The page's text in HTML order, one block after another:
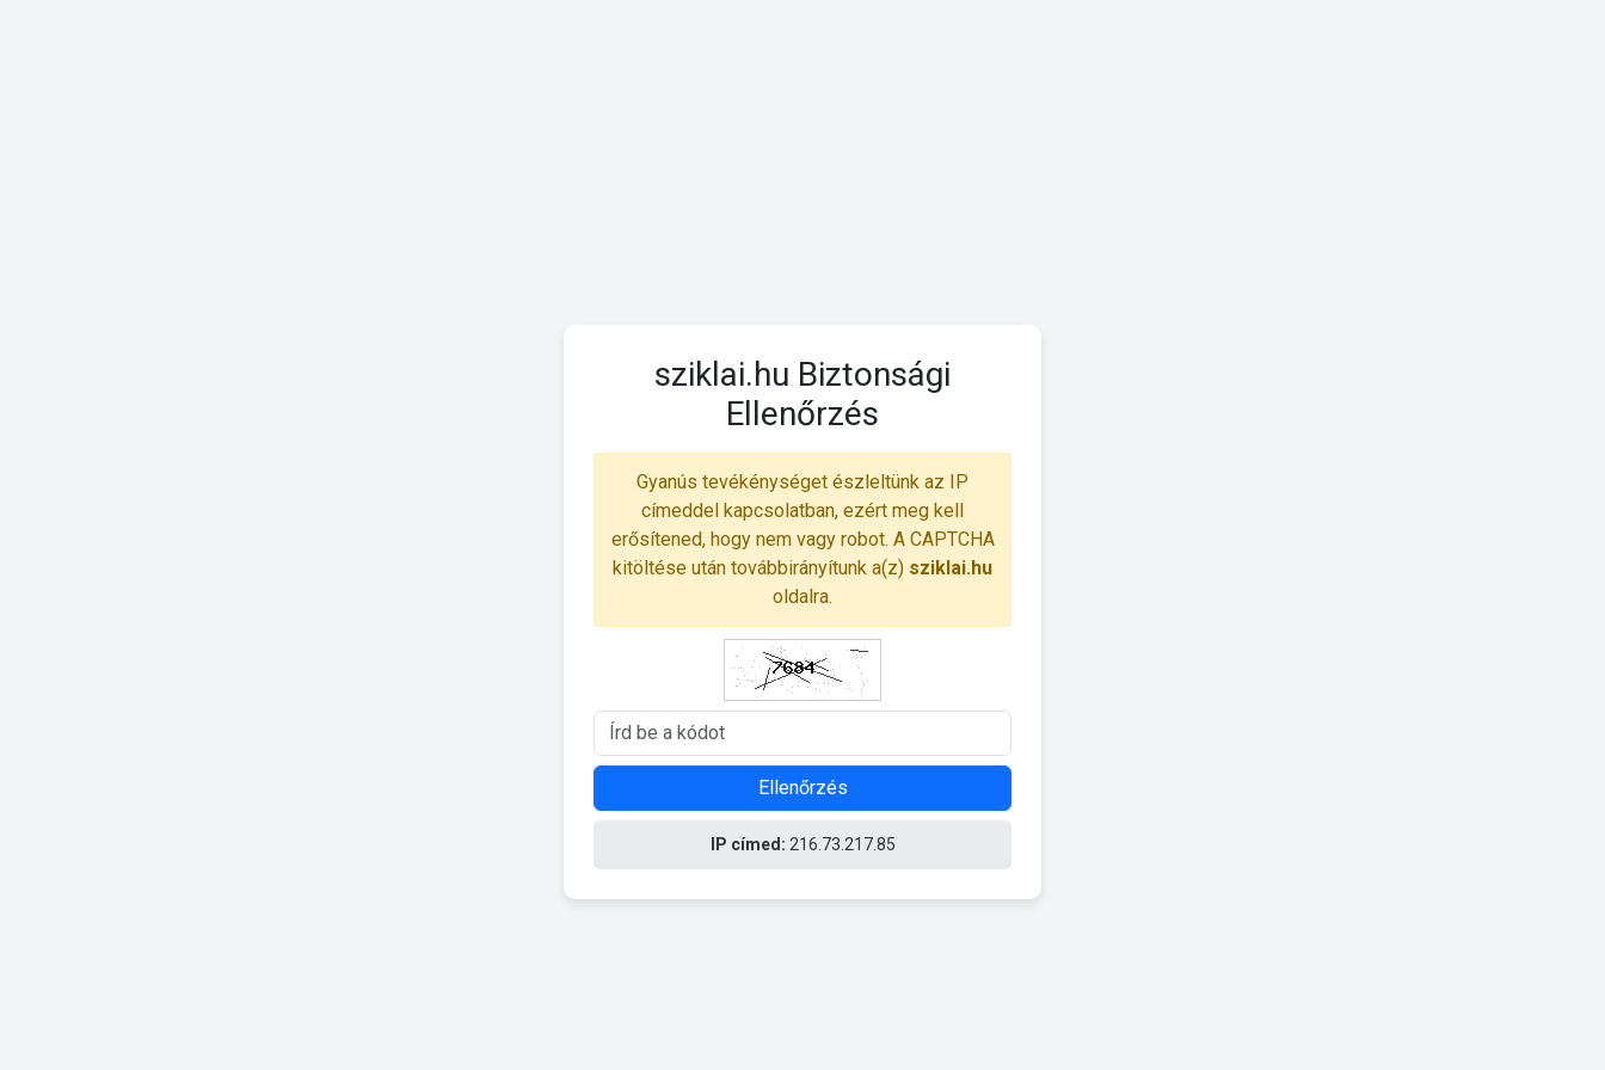
sziklai.hu Biztonsági
Ellenőrzés
Gyanús tevékénységet észleltünk az IP
címeddel kapcsolatban, ezért meg kell
erősítened, hogy nem vagy robot. A CAPTCHA
kitöltése után továbbirányítunk a(z) sziklai.hu
oldalra.
Ellenőrzés
IP címed: 216.73.217.85